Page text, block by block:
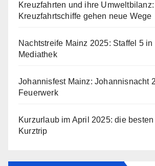
Kreuzfahrten und ihre
Kreuzfahrtschiffe gehen neue Wege
Nachtstreife Mainz 2025: Staffel 5 in
Mediathek
Johannisfest Mainz: Johannisnacht
Feuerwerk
Kurzurlaub im April 2025: die
Kurztrip